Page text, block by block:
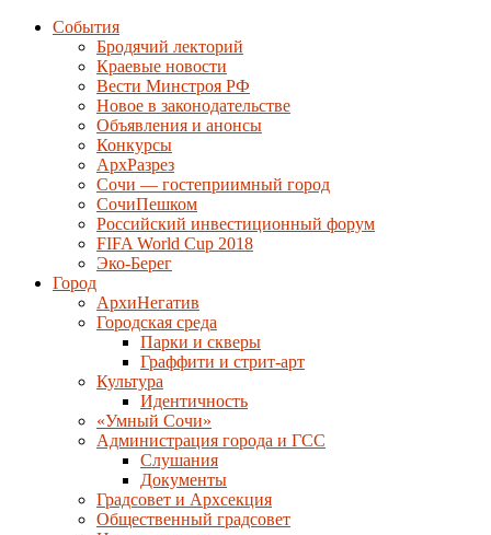
События
Бродячий лекторий
Краевые новости
Вести Минстроя РФ
Новое в законодательстве
Объявления и анонсы
Конкурсы
АрхРазрез
Сочи — гостеприимный город
СочиПешком
Российский инвестиционный форум
FIFA World Cup 2018
Эко-Берег
Город
АрхиНегатив
Городская среда
Парки и скверы
Граффити и стрит-арт
Культура
Идентичность
«Умный Сочи»
Администрация города и ГСС
Слушания
Документы
Градсовет и Архсекция
Общественный градсовет